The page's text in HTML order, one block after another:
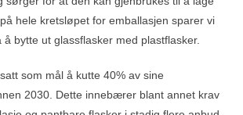
hele kretsløpet for emballasjen sparer vi
å bytte ut glassflasker med plastflasker.
som mål å kutte 40% av sine
2030. Dette innebærer blant annet krav